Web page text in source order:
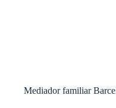
Mediador familiar